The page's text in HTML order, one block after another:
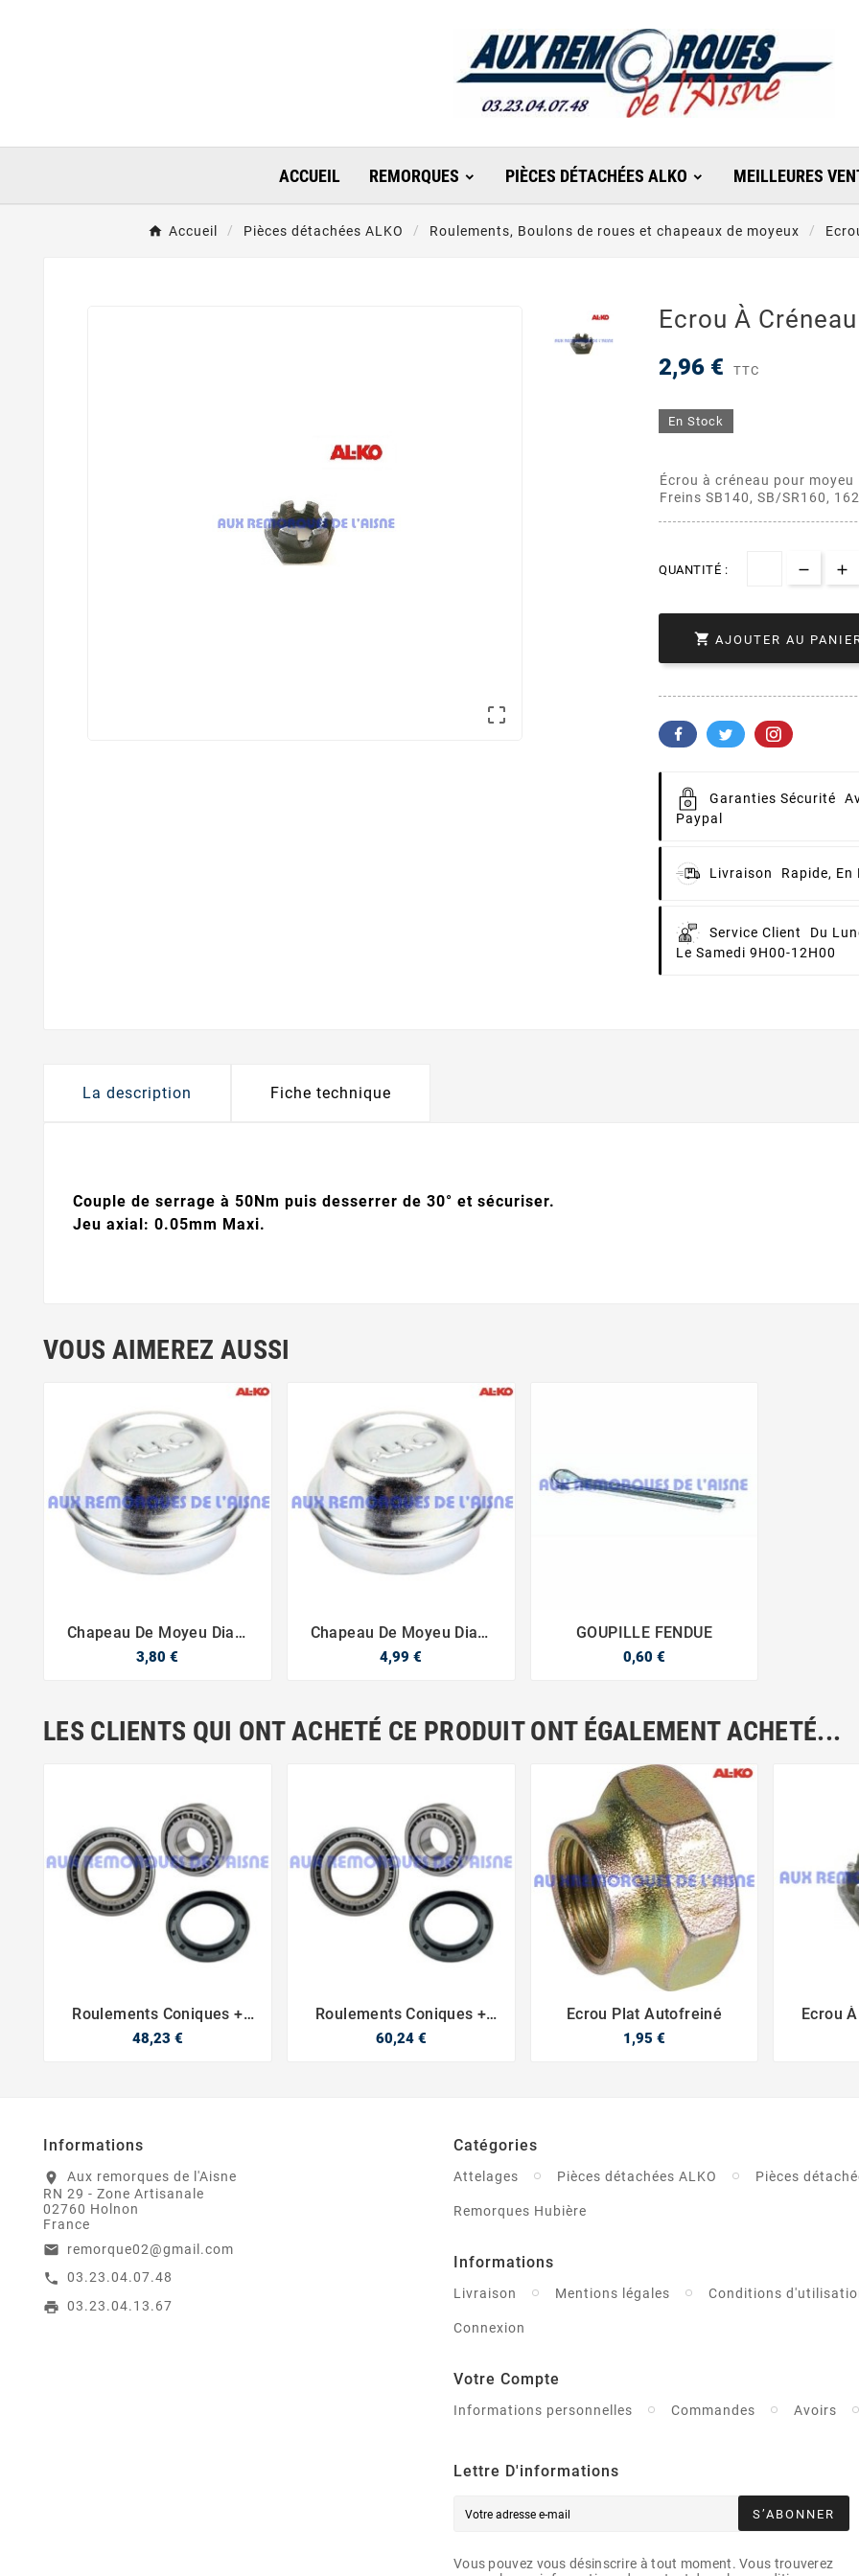
ACCUEIL REMORQUES PIÈCES DÉTACHÉES ALKO MEILLEURES
Accueil Pièces détachées ALKO Roulements, Boulons de roues et chapeaux de moyeux

Ecrou À
2,96 € TTC
En Stock
Écrou à créneau pour
Freins SB140, SB/SR160,
QUANTITÉ :
 AJOUTER AU
Garanties Sécurité
Paypal
Livraison Rapide,
Service Client
Du
Le Samedi 9H00-12H00
La description Fiche technique
Couple de serrage à 50Nm puis desserrer de 30° et sécuriser.
Jeu axial: 0.05mm Maxi.
VOUS AIMEREZ AUSSI

Chapeau De Moyeu Diam
40
3,80 €

Chapeau De Moyeu Diam
48
4,99 €
GOUPILLE FENDUE
0,60 €
LES CLIENTS QUI ONT ACHETÉ CE PRODUIT ONT ÉGALEMENT ACHETÉ...
Roulements Coniques +
Joint
48,23 €
Roulements Coniques +
Joint
60,24 €
Ecrou Plat Autofreiné
1,95 €
Ecrou
Informations
location_on
Aux remorques de l'Aisne
RN 29 - Zone Artisanale
02760 Holnon
France
email remorque02@gmail.com
call 03.23.04.07.48
print 03.23.04.13.67
Catégories
Attelages Pièces détachées ALKO Pièces
Remorques Hubière
Informations
Livraison Mentions légales Conditions
Connexion
Votre Compte
Informations personnelles Commandes Avoirs
Lettre D'informations
S’ABONNER
Vous pouvez vous désinscrire à tout moment. Vous trouverez